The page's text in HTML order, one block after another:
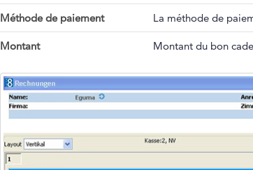
Méthode de paiement
La méthode de
Montant Montant du bon